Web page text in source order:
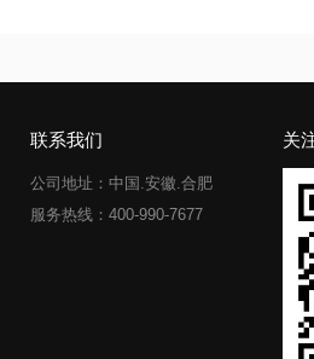
联系我们
公司地址：中国.安徽.合肥
服务热线：400-990-7677
关